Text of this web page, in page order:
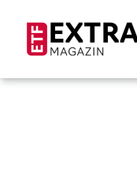
Direkt